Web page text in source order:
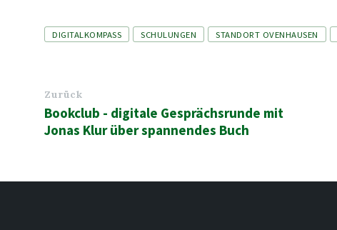
Tags
DIGITALKOMPASS SCHULUNGEN STANDORT OVENHAUSEN
Zurück
Bookclub - digitale Gesprächsrunde mit
Jonas Klur über spannendes Buch